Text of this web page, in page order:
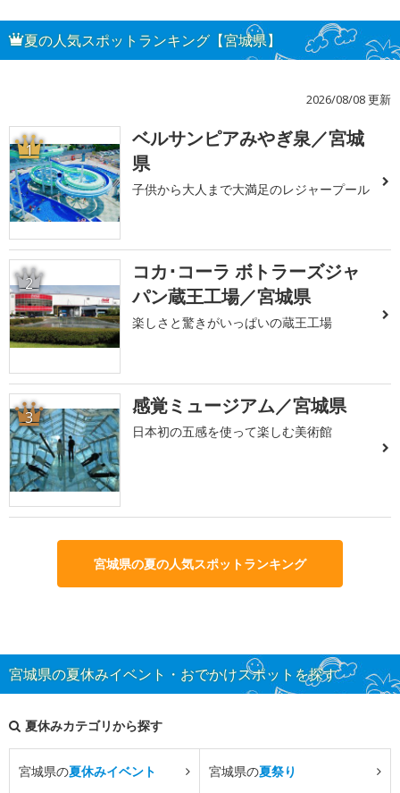
夏の人気スポットランキング【宮城県】
2026/08/08 更新
1
ベルサンピアみやぎ泉／宮城
県
子供から大人まで大満足のレジャープール
2
コカ･コーラ ボトラーズジャ
パン蔵王工場／宮城県
楽しさと驚きがいっぱいの蔵王工場
3 感覚ミュージアム／宮城県
日本初の五感を使って楽しむ美術館
宮城県の夏の人気スポットランキング
宮城県の夏休みイベント・おでかけスポットを探す
夏休みカテゴリから探す
宮城県の夏休みイベント 宮城県の夏祭り